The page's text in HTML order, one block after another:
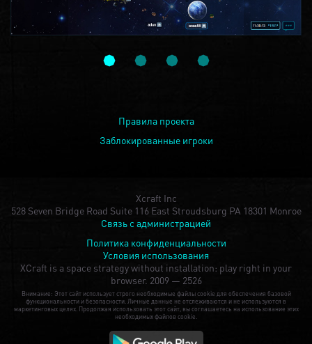
Правила проекта
Заблокированные игроки
Xcraft Inc
528 Seven Bridge Road Suite 116 East Stroudsburg PA 18301 Monroe
Связь с администрацией
Политика конфиденциальности
Условия использования
XCraft is a space strategy without installation: play right in your
browser. 2009 — 2526
Внимание: Этот сайт использует строго необходимые файлы cookie для обеспечения базовой
функциональности и безопасности. Личные данные не отслеживаются и не используются в
маркетинговых целях. Продолжая использовать этот сайт, вы соглашаетесь на использование этих
необходимых файлов cookie.